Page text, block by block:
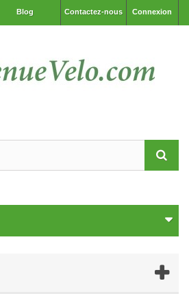
Connexion
Contactez-nous
Blog